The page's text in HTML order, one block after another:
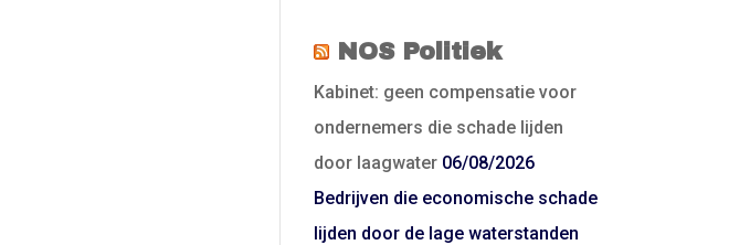
NOS Politiek
Kabinet: geen compensatie voor
ondernemers die schade lijden
door laagwater 06/08/2026
Bedrijven die economische schade
lijden door de lage waterstanden